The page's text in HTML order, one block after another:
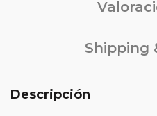
Shipping
Descripción